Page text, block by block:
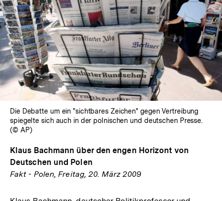
Die Debatte um ein "sichtbares Zeichen" gegen Vertreibung
spiegelte sich auch in der polnischen und deutschen Presse.
(© AP)
Klaus Bachmann über den engen Horizont von
Deutschen und Polen
Fakt - Polen, Freitag, 20. März 2009